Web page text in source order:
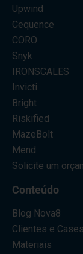
Upwind
Cequence
CORO
Snyk
IRONSCALES
Invicti
Bright
Riskified
MazeBolt
Mend
Solicite um
Conteúdo
Blog Nova8
Clientes e Cases
Materiais